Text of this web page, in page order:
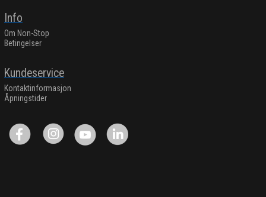
Info
Om Non-Stop
Betingelser
Kundeservice
Kontaktinformasjon
Åpningstider